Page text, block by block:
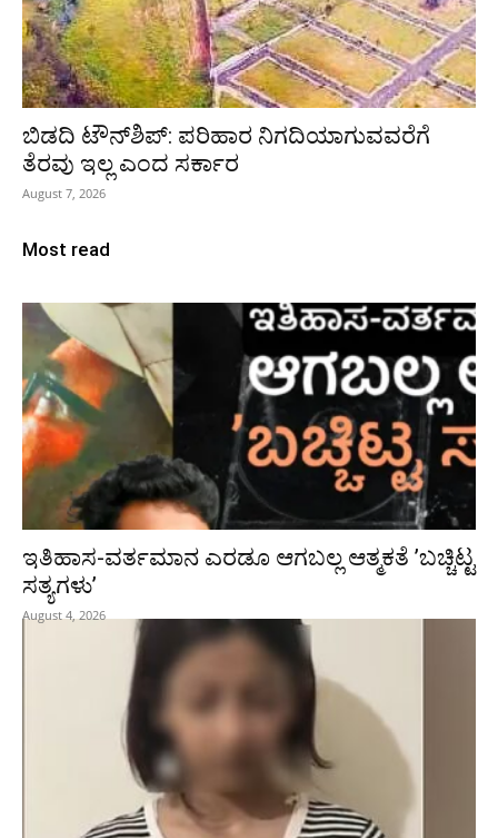
ಬಿಡದಿ ಟೌನ್‌ಶಿಪ್‌: ಪರಿಹಾರ ನಿಗದಿಯಾಗುವವರೆಗೆ
ತೆರವು ಇಲ್ಲ ಎಂದ ಸರ್ಕಾರ
August 7, 2026
Most read
ಇತಿಹಾಸ-ವರ್ತಮಾನ ಎರಡೂ ಆಗಬಲ್ಲ ಆತ್ಮಕತೆ ʼಬಚ್ಚಿಟ್ಟ
ಸತ್ಯಗಳುʼ
August 4, 2026